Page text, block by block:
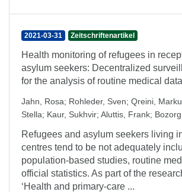
2021-03-31 Zeitschriftenartikel
Health monitoring of refugees in
asylum seekers: Decentralized
for the analysis of routine medical data
Jahn, Rosa; Rohleder, Sven; Qreini,
Stella; Kaur, Sukhvir; Aluttis, Frank;
Refugees and asylum seekers living
centres tend to be not adequately
population-based studies, routine
official statistics. As part of the
‘Health and primary-care ...